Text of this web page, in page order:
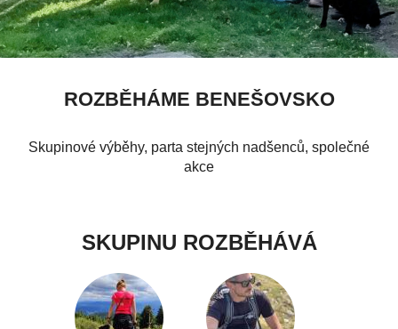
ROZBĚHÁME BENEŠOVSKO
Skupinové výběhy, parta stejných nadšenců, společné
akce
SKUPINU ROZBĚHÁVÁ